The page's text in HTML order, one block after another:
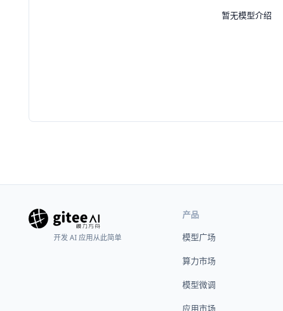
暂无模型介绍
开发 AI 应用从此简单
产品
模型广场
算力市场
模型微调
应用市场